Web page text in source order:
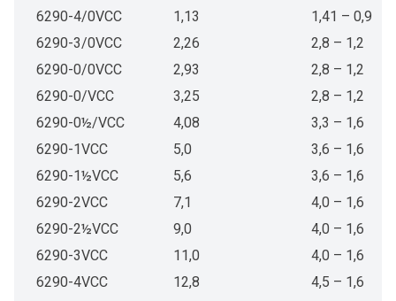
6290-4/0VCC 1,13
1,41 – 0,9
6290-3/0VCC
2,26
2,8 – 1,2
6290-0/0VCC
2,93
2,8 – 1,2
6290-0/VCC
3,25
2,8 – 1,2
6290-0½/VCC
4,08
3,3 – 1,6
6290-1VCC
5,0
3,6 – 1,6
6290-1½VCC
5,6
3,6 – 1,6
6290-2VCC
7,1
4,0 – 1,6
6290-2½VCC
9,0
4,0 – 1,6
6290-3VCC
11,0
4,0 – 1,6
6290-4VCC
12,8
4,5 – 1,6